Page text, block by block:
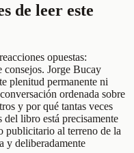
de leer este
opuestas:
consejos. Jorge Bucay
plenitud permanente ni
ordenada sobre
y por qué tantas veces
del libro está precisamente
publicitario al terreno de la
y deliberadamente